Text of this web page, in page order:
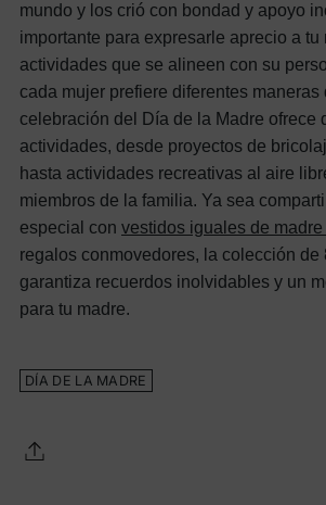
mundo y los crió con bondad y apoyo
importante para expresarle aprecio a tu
actividades que se alineen con su
cada mujer prefiere diferentes maneras
celebración del Día de la Madre ofrece
actividades, desde proyectos de
hasta actividades recreativas al aire
miembros de la familia. Ya sea
especial con vestidos iguales de madre
regalos conmovedores, la colección de
garantiza recuerdos inolvidables y un
para tu madre.
DÍA DE LA MADRE